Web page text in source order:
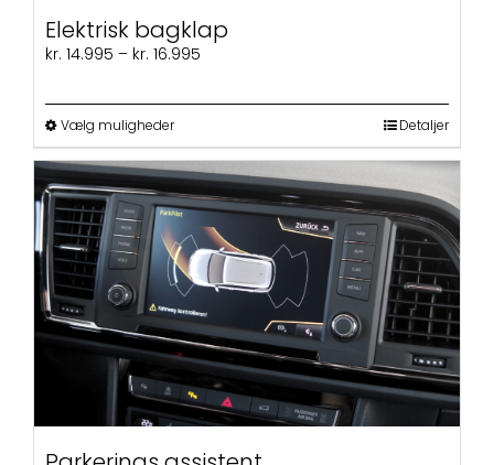
Elektrisk bagklap
kr. 14.995 – kr. 16.995
Vælg mulighederDette
vare
har
flere
varianter.
Mulighederne
kan
vælges
på
varesiden
Detaljer